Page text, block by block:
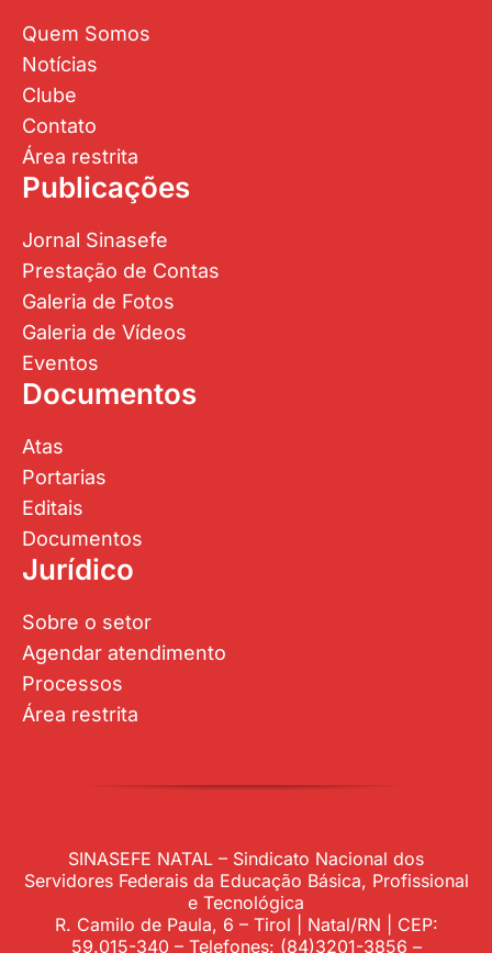
Quem Somos
Notícias
Clube
Contato
Área restrita
Publicações
Jornal Sinasefe
Prestação de Contas
Galeria de Fotos
Galeria de Vídeos
Eventos
Documentos
Atas
Portarias
Editais
Documentos
Jurídico
Sobre o setor
Agendar atendimento
Processos
Área restrita
SINASEFE NATAL – Sindicato Nacional dos
Servidores Federais da Educação Básica, Profissional
e Tecnológica
R. Camilo de Paula, 6 – Tirol | Natal/RN | CEP:
59.015-340 – Telefones: (84)3201-3856 –